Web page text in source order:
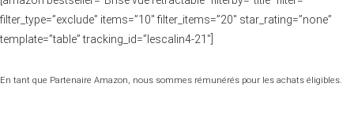
filter_type=”exclude” items=”10″ filter_items=”20″ star_rating=”none”
template=”table” tracking_id=”lescalin4-21″]
En tant que Partenaire Amazon, nous sommes rémunérés pour les achats éligibles.